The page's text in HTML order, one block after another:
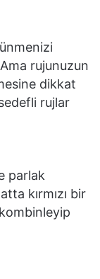
rujunuzun
dikkat
rujlar
parlak
kırmızı bir